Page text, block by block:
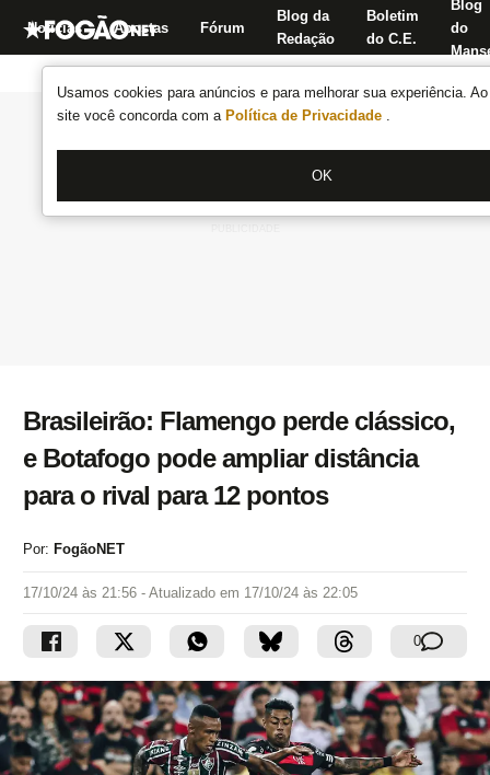
Usamos cookies para anúncios e para melhorar sua experiência.
site você concorda com a Política de Privacidade .
OK
Notícias Apostas Fórum
Blog da
Redação
Boletim
do C.E.
Blog
do
Brasileirão: Flamengo perde clássico,
e Botafogo pode ampliar distância
para o rival para 12 pontos
Por: FogãoNET
17/10/24 às 21:56 - Atualizado em 17/10/24 às 22:05
0